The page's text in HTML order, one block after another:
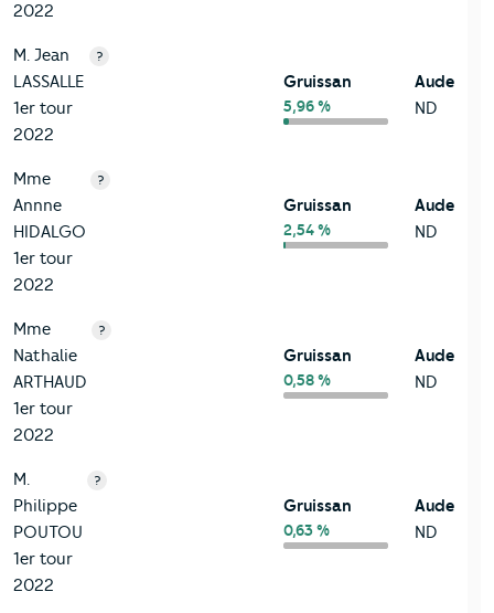
2022
M. Jean
LASSALLE
1er tour
2022
?
Gruissan
5,96 %
Aude
ND
Mme
Annne
HIDALGO
1er tour
2022
?
Gruissan
2,54 %
Aude
ND
Mme
Nathalie
ARTHAUD
1er tour
2022
?
Gruissan
0,58 %
Aude
ND
M.
Philippe
POUTOU
1er tour
2022
?
Gruissan
0,63 %
Aude
ND